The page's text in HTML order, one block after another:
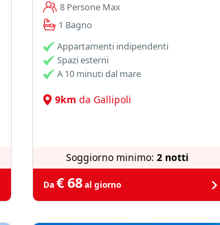
8 Persone Max
1 Bagno
Appartamenti indipendenti
Spazi esterni
A 10 minuti dal mare
9km da Gallipoli
Soggiorno minimo: 2 notti
Da€ 68al giorno